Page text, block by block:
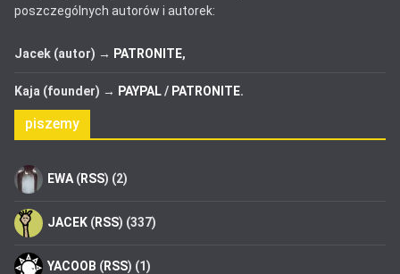
poszczególnych autorów i autorek:
Jacek (autor) → PATRONITE,
Kaja (founder) → PAYPAL/ PATRONITE.
piszemy
EWA (RSS) (2)
JACEK (RSS) (337)
YACOOB (RSS) (1)